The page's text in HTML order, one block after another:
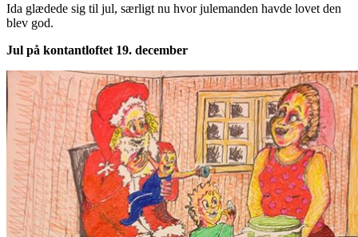
Ida glædede sig til jul, særligt nu hvor julemanden havde lovet den
blev god.
Jul på kontantloftet 19. december